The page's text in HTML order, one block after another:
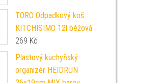
TORO Odpadkový koš
KITCHISIMO 12l béžová
269 Kč
Plastový kuchyňský
organizér HEIDRUN